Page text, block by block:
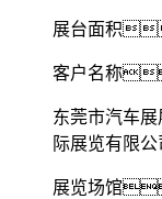
展台面积
客户名称
东莞市汽车
际展览有限公
展览场馆